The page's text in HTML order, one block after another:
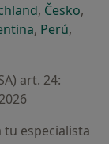
nueva pestaña
una nueva
se abre en
, Českose
,
pestaña
nueva pestaña
en una nueva
se abre en
, Perúse
,
art. 24:
especialista